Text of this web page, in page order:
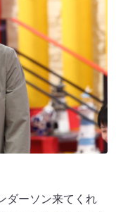
ダーソン来てくれ